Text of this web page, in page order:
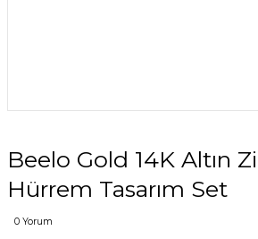
Beelo Gold 14K Altın
Hürrem Tasarım Set
0 Yorum